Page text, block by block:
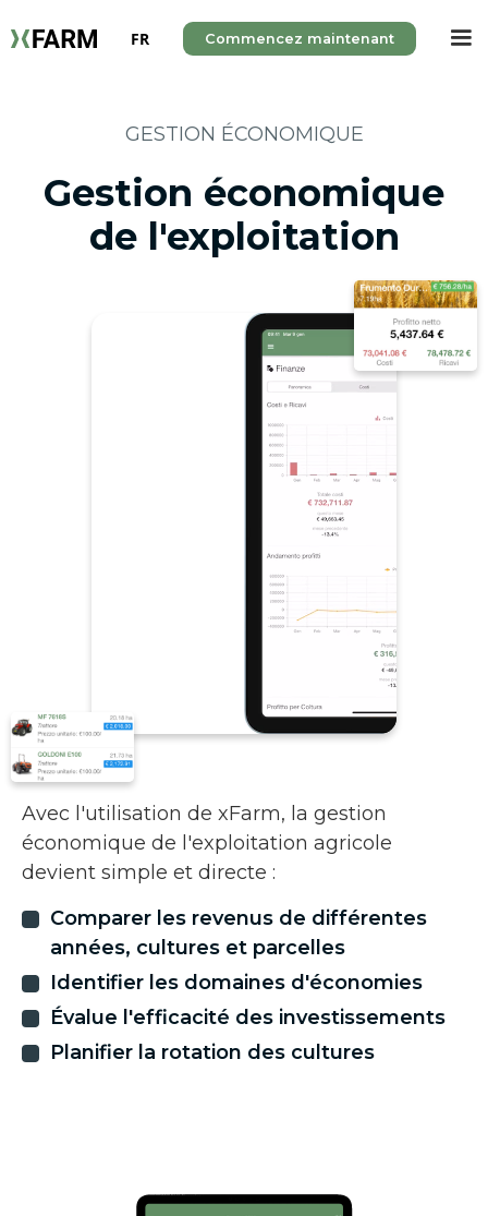
FR Commencez maintenant
GESTION ÉCONOMIQUE
Gestion économique
de l'exploitation
Avec l'utilisation de xFarm, la gestion
économique de l'exploitation agricole
devient simple et directe :
Comparer les revenus de différentes
années, cultures et parcelles
Identifier les domaines d'économies
Évalue l'efficacité des investissements
Planifier la rotation des cultures